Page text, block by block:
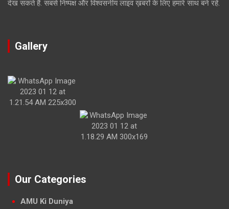
देख सकते हैं. सबसे निष्पक्ष और विश्वसनीय लाइव ख़बरों के लिए हमारे साथ बने रहें.
Gallery
Our Categories
AMU Ki Duniya